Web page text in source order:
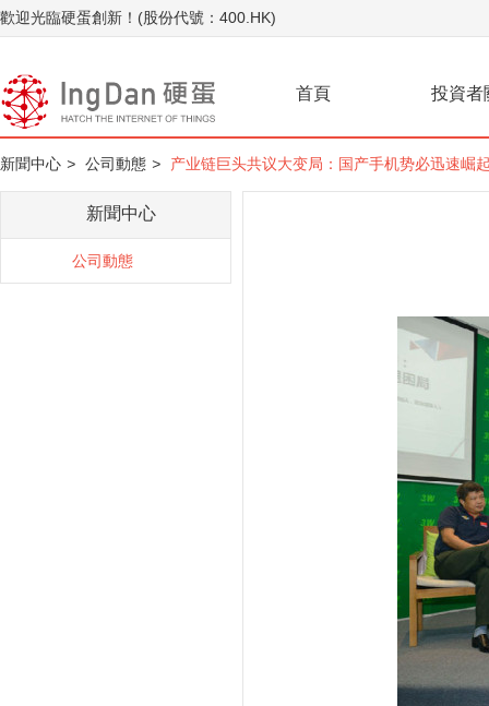
歡迎光臨硬蛋創新！(股份代號：400.HK)
首頁 投資者
新聞中心 > 公司動態 > 产业链巨头共议大变局：国产手机势必迅速崛
新聞中心
公司動態